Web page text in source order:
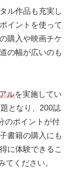
ル作品も充実し
イントを使って
購入や映画チケ
の幅が広いのも
ルを実施してい
となり、200誌
のポイントが付
書籍の購入にも
に体験できるこ
てください。